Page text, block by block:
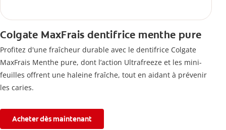
Colgate MaxFrais dentifrice menthe pure
Profitez d'une fraîcheur durable avec le dentifrice Colgate
MaxFrais Menthe pure, dont l’action Ultrafreeze et les mini-
feuilles offrent une haleine fraîche, tout en aidant à prévenir
les caries.
Acheter dès maintenant